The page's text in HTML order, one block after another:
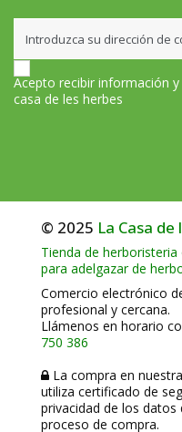
Acepto recibir información
casa de les herbes
© 2025 La Casa
Tienda de
para adelgazar de
Comercio electrónico
profesional y cercana.
Llámenos en horario
750 386
La compra en
utiliza certificado de
privacidad de los
proceso de compra.